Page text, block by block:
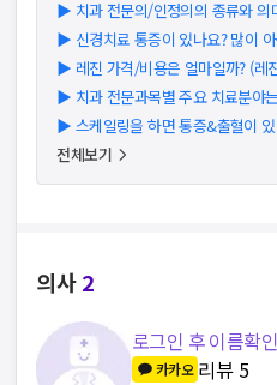
▶ 치과 전문의/인정의의 종류와 의
▶ 신경치료 통증이 있나요? 많이
▶ 레진 가격/비용은 얼마일까? (레
▶ 치과 전문과목별 주요 치료분야
▶ 스케일링을 하면 통증&출혈이
전체보기
의사2
로그인 후 이름확인
카카오 리뷰 5